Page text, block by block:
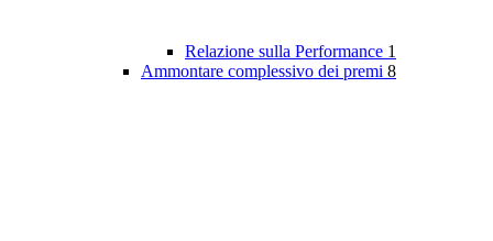
Relazione sulla Performance 1
Ammontare complessivo dei premi 8